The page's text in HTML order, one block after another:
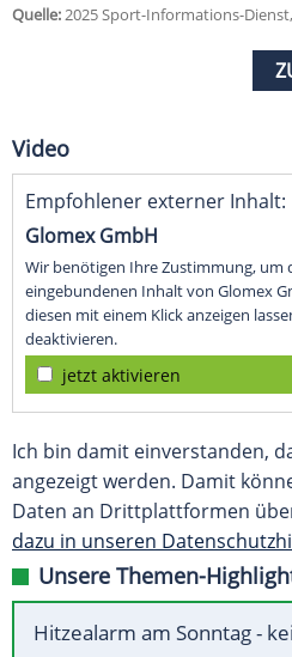
Quelle:2025 Sport-Informations-
Video
Empfohlener externer Inhalt:
Glomex GmbH
Wir benötigen Ihre Zustimmung, um
eingebundenen Inhalt von Glomex
diesen mit einem Klick anzeigen
deaktivieren.
jetzt aktivieren
Ich bin damit einverstanden,
angezeigt werden. Damit
Daten an Drittplattformen
dazu in unseren
Unsere Themen-
Hitzealarm am Sonntag -